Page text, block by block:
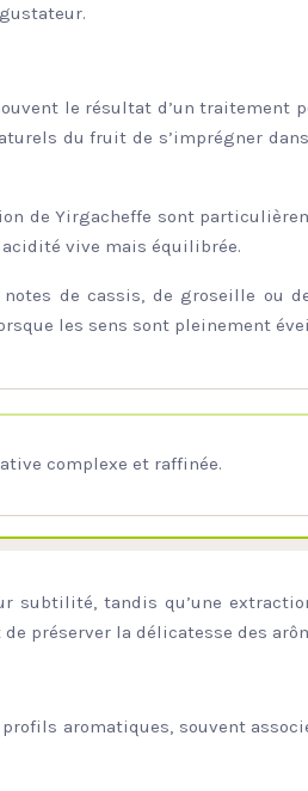
le résultat d’un traitement
du fruit de s’imprégner
de Yirgacheffe sont
acidité vive mais équilibrée.
de cassis, de groseille ou
les sens sont pleinement
complexe et raffinée.
subtilité, tandis qu’une
de préserver la délicatesse des
aromatiques, souvent